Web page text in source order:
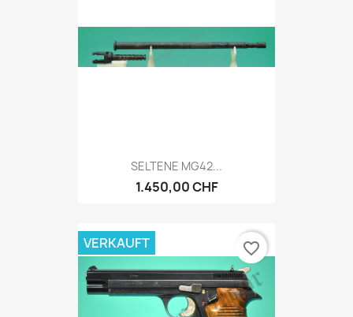
SELTENE MG42...
1.450,00 CHF
VERKAUFT favorite_border